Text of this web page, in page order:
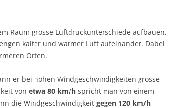
AKTUELLES
Raum grosse Luftdruckunterschiede aufbauen,
kalter und warmer Luft aufeinander. Dabei
Orten.
er bei hohen Windgeschwindigkeiten grosse
von etwa 80 km/h spricht man von einem
die Windgeschwindigkeit gegen 120 km/h